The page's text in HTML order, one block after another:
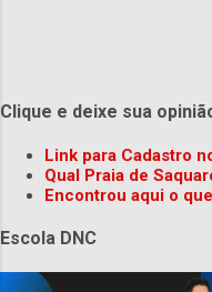
Clique e deixe sua
Link para Cadastro
Qual Praia de
Encontrou aqui o
Escola DNC